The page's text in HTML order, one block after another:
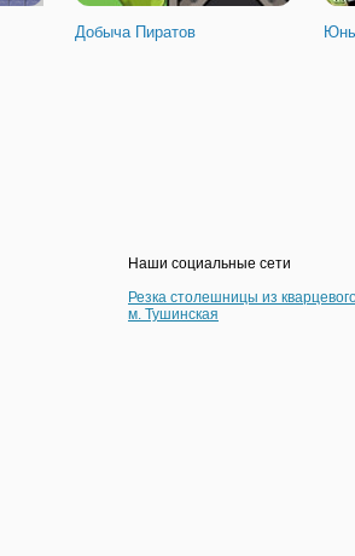
Добыча Пиратов
Наши социальные сети
Резка столешницы из
м. Тушинская